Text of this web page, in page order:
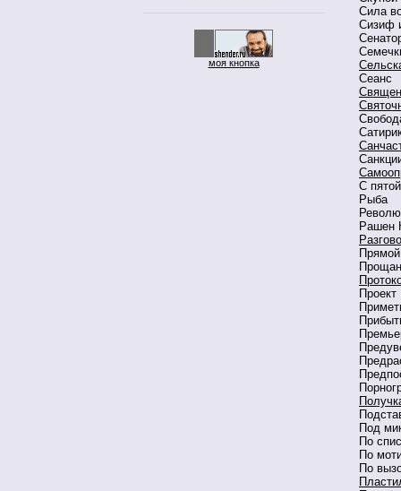
моя кнопка
Сила
Сизиф
Сеанс
С
Рыба
Рашен
Проект
Под
По
По
По